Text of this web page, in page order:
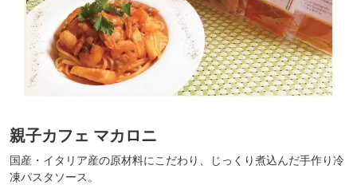
親子カフェ マカロニ
国産・イタリア産の原材料にこだわり、じっくり煮込んだ手作り冷
凍パスタソース。